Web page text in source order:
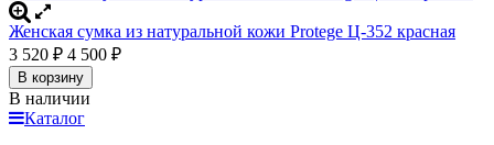
Женская сумка из натуральной кожи Protege Ц-352 красная
3 520 ₽ 4 500 ₽
В корзину
В наличии
Каталог